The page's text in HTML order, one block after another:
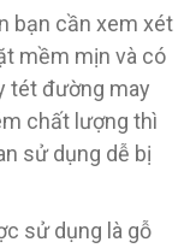
bạn cần xem xét
mềm mịn và có
tét đường may
chất lượng thì
sử dụng dễ bị
sử dụng là gỗ